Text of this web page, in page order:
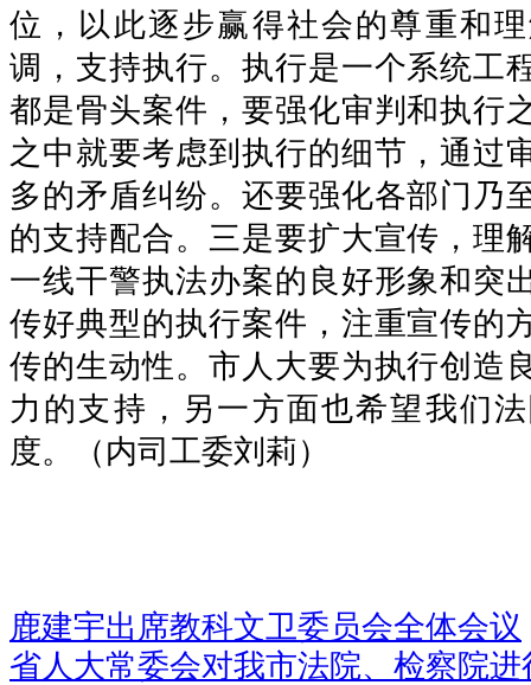
位，以此逐步赢得社会的尊重和
调，支持执行。执行是一个系统工
都是骨头案件，要强化审判和执行
之中就要考虑到执行的细节，通过
多的矛盾纠纷。还要强化各部门乃
的支持配合。三是要扩大宣传，理
一线干警执法办案的良好形象和突
传好典型的执行案件，注重宣传的
传的生动性。市人大要为执行创造
力的支持，另一方面也希望我们
度。（内司工委刘莉）
鹿建宇出席教科文卫委员会全体会议
省人大常委会对我市法院、检察院